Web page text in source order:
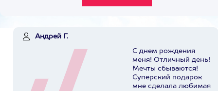
Андрей Г.
С днем рождения
меня! Отличный день!
Мечты сбываются!
Суперский подарок
мне сделала любимая